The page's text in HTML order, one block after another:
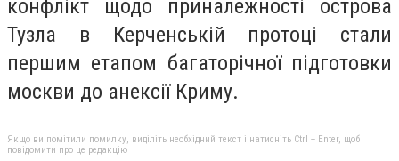
конфлікт щодо приналежності острова
Тузла в Керченській протоці стали
першим етапом багаторічної підготовки
москви до анексії Криму.
Якщо ви помітили помилку, виділіть необхідний текст і натисніть Ctrl + Enter, щоб
повідомити про це редакцію